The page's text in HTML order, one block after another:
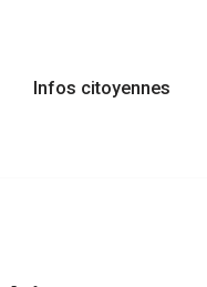
Infos citoyennes